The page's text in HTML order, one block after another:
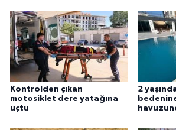
Kontrolden çıkan
motosiklet dere yatağına
uçtu
2